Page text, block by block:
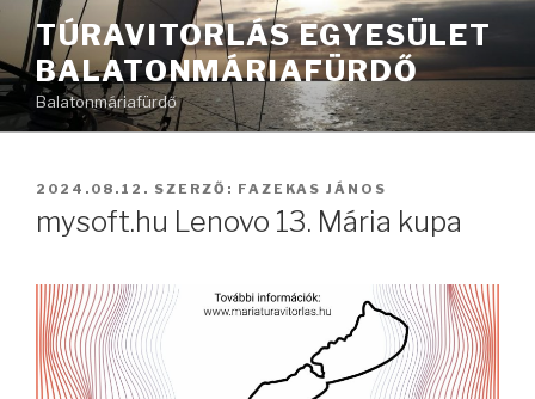
Tartalomhoz
TÚRAVITORLÁS EGYESÜLET
BALATONMÁRIAFÜRDŐ
Balatonmáriafürdő
BEKÜLDVE:
2024.08.12. SZERZŐ: FAZEKAS JÁNOS
mysoft.hu Lenovo 13. Mária kupa